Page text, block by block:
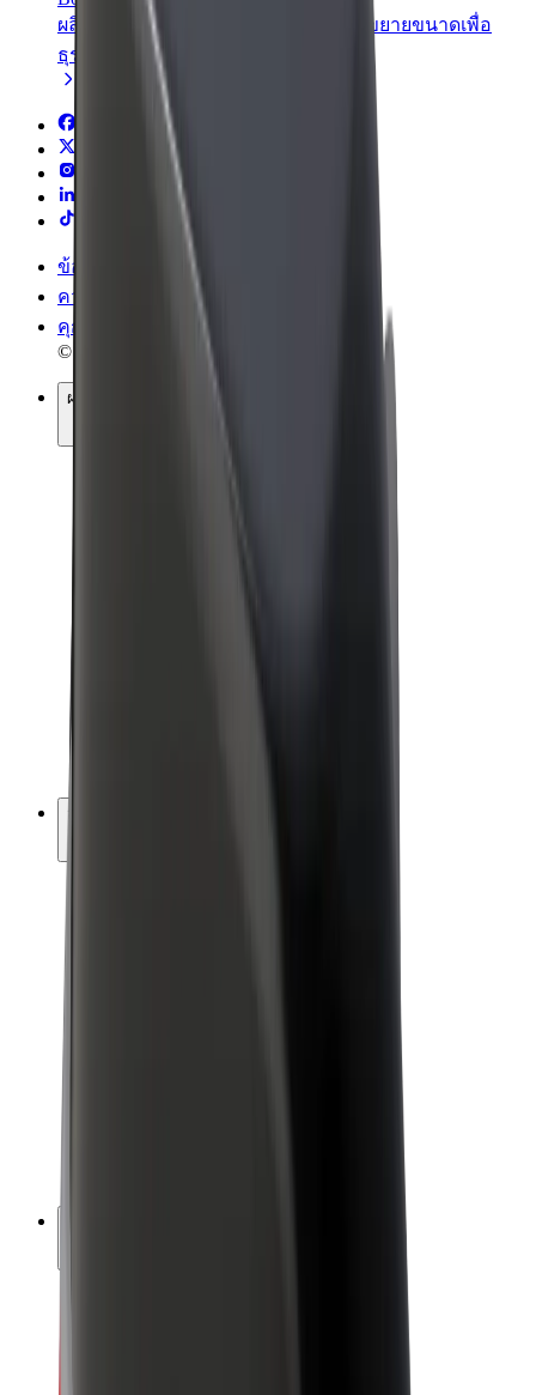
ผลิตภัณฑ์และบริการของ Bolt ที่มีการขยายขนาดเพื่อ
ธุรกิจของคุณ
ข้อกำหนด และเงื่อนไข
ความเป็นส่วนตัว
คุกกี้
© 2026 Bolt Technology OÜ
ผลิตภัณฑ์